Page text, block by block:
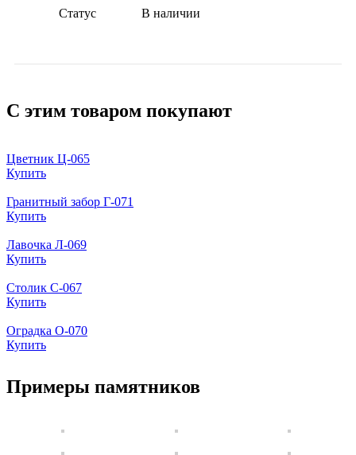
Статус В наличии
С этим товаром покупают
Цветник Ц-065
Купить
Гранитный забор Г-071
Купить
Лавочка Л-069
Купить
Столик С-067
Купить
Оградка О-070
Купить
Примеры памятников